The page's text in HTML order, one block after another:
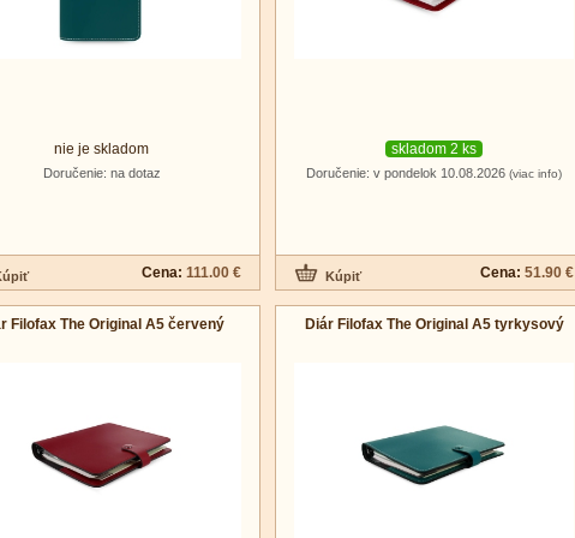
nie je skladom
Doručenie: na dotaz
Cena: 111.00 €
skladom 2 ks
Doručenie: v pondelok 10.08.2026 (viac info)
Cena: 51.90 €
Filofax The Original A5 červený Diár Filofax The Original A5 tyrkysový